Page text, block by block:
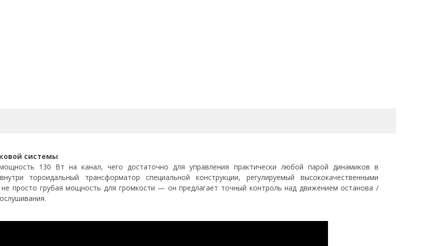
системы
130 Вт на канал, чего достаточно для управления практически любой парой динамиков в
тороидальный трансформатор специальной конструкции, регулируемый высококачественными
не просто грубая мощность для громкости — он предлагает точный контроль над движением останова /